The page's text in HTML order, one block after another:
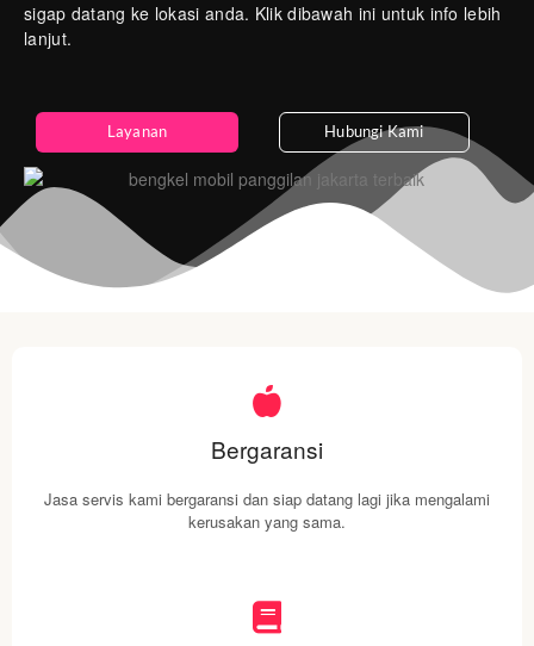
sigap datang ke lokasi anda. Klik dibawah ini untuk info lebih
lanjut.
Layanan Hubungi Kami
Bergaransi
Jasa servis kami bergaransi dan siap datang lagi jika mengalami
kerusakan yang sama.